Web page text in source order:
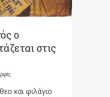
ο
στις
και φιλάγιο